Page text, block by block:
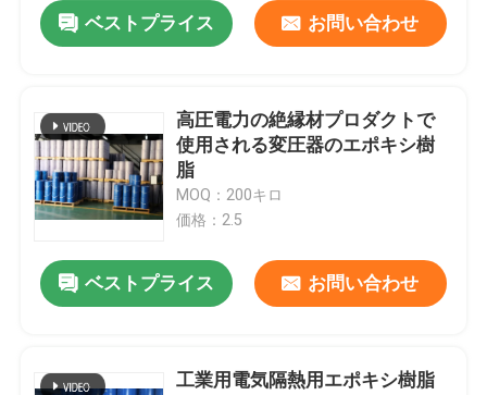
ベストプライス お問い合わせ
高圧電力の絶縁材プロダクトで
使用される変圧器のエポキシ樹
脂
MOQ：200キロ
価格：2.5
ベストプライス お問い合わせ
工業用電気隔熱用エポキシ樹脂